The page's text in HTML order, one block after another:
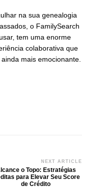
na sua genealogia
o FamilySearch
tem uma enorme
colaborativa que
mais emocionante.
NEXT ARTICLE
o Topo: Estratégias
para Elevar Seu Score
de Crédito